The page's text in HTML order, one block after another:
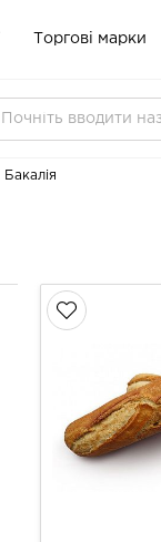
Торгові марки
Бакалія